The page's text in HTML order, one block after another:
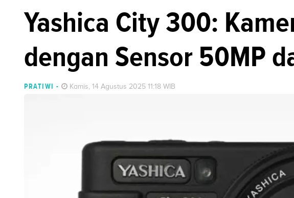
Yashica City 300:
dengan Sensor 50MP
PRATIWI - Kamis, 14 Agustus 2025 11:18 WIB